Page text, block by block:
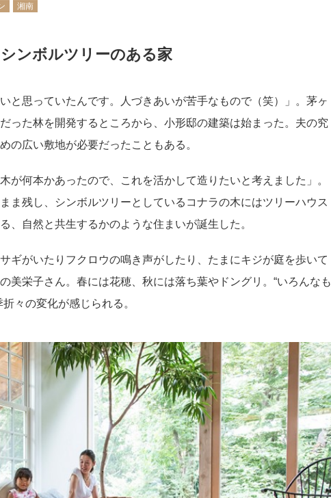
湘南
シンボルツリーのある家
と思っていたんです。人づきあいが苦手なもので（笑）」。茅ヶ
った林を開発するところから、小形邸の建築は始まった。夫の究
の広い敷地が必要だったこともある。
が何本かあったので、これを活かして造りたいと考えました」。
ま残し、シンボルツリーとしているコナラの木にはツリーハウス
、自然と共生するかのような住まいが誕生した。
ギがいたりフクロウの鳴き声がしたり、たまにキジが庭を歩いて
美栄子さん。春には花穂、秋には落ち葉やドングリ。“いろんなも
々の変化が感じられる。